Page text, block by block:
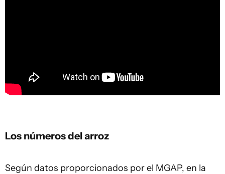
Los números del arroz
Según datos proporcionados por el MGAP, en la